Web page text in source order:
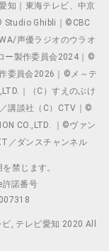
知｜東海テレビ、中京
Studio Ghibli｜©CBC
声優ラジオのウラオ
ー製作委員会2024｜©
委員会2026｜©メ～テ
｜（C）すえのぶけ
講談社（C）CTV｜©
CO.,LTD. ｜©ヴァン
／ダンスチャンネル
禁じます。
許諾番号
, テレビ愛知 2020 All